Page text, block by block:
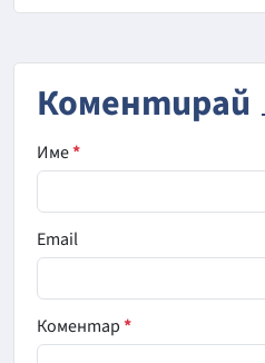
Коментирай
Име*
Email
Коментар*